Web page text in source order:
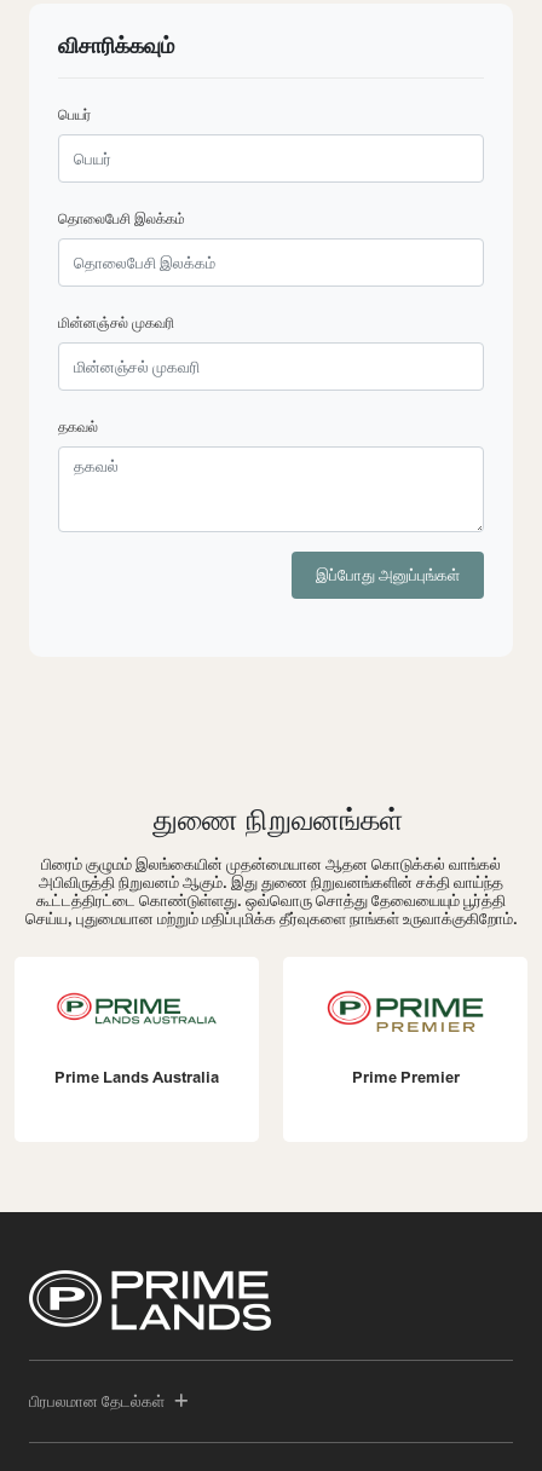
விசாரிக்கவும்
பெயர்
தொலைபேசி இலக்கம்
மின்னஞ்சல் முகவரி
தகவல்
இப்போது அனுப்புங்கள்
துணை நிறுவனங்கள்
பிரைம் குழுமம் இலங்கையின் முதன்மையான ஆதன கொடுக்கல் வாங்கல்
அபிவிருத்தி நிறுவனம் ஆகும். இது துணை நிறுவனங்களின் சக்தி வாய்ந்த
கூட்டத்திரட்டை கொண்டுள்ளது. ஒவ்வொரு சொத்து தேவையையும் பூர்த்தி
செய்ய, புதுமையான மற்றும் மதிப்புமிக்க தீர்வுகளை நாங்கள் உருவாக்குகிறோம்.
Prime Lands Australia Prime Premier
பிரபலமான தேடல்கள்